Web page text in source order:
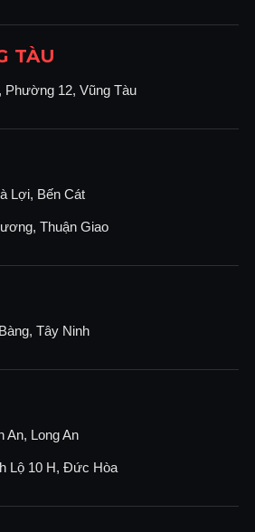
TÀU
Phường 12, Vũng Tàu
Lợi, Bến Cát
Thuận Giao
Tây Ninh
An, Long An
Lộ 10 H, Đức Hòa